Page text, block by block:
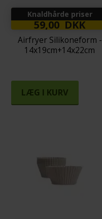
Knaldhårde priser
59,00 DKK
Airfryer Silikoneform -
14x19cm+14x22cm
LÆG I KURV